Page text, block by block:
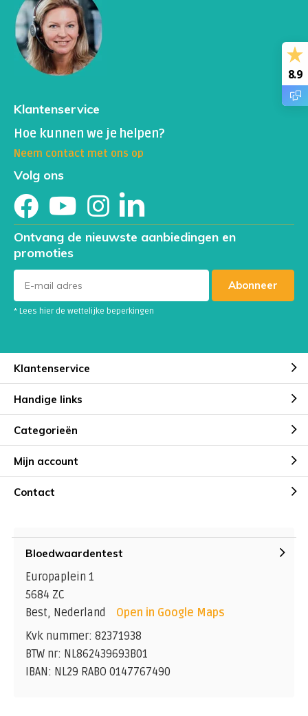
Klantenservice
Hoe kunnen we je helpen?
Neem contact met ons op
Volg ons
Ontvang de nieuwste aanbiedingen en
promoties
Abonneer
* Lees hier de wettelijke beperkingen
Klantenservice
Handige links
Categorieën
Mijn account
Contact
Bloedwaardentest
Europaplein 1
5684 ZC
Best, Nederland
Open in Google Maps
Kvk nummer: 82371938
BTW nr: NL862439693B01
IBAN: NL29 RABO 0147767490
8.9